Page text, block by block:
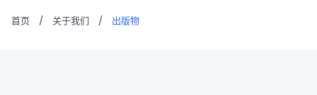
首页 / 关于我们 / 出版物